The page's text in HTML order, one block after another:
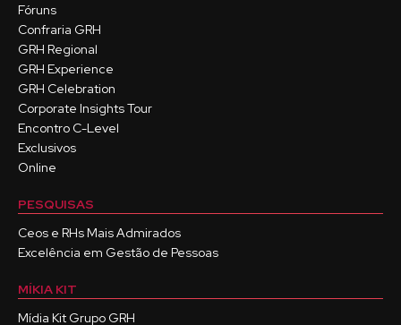
Fóruns
Confraria GRH
GRH Regional
GRH Experience
GRH Celebration
Corporate Insights Tour
Encontro C-Level
Exclusivos
Online
PESQUISAS
Ceos e RHs Mais Admirados
Excelência em Gestão de Pessoas
MÍKIA KIT
Mídia Kit Grupo GRH